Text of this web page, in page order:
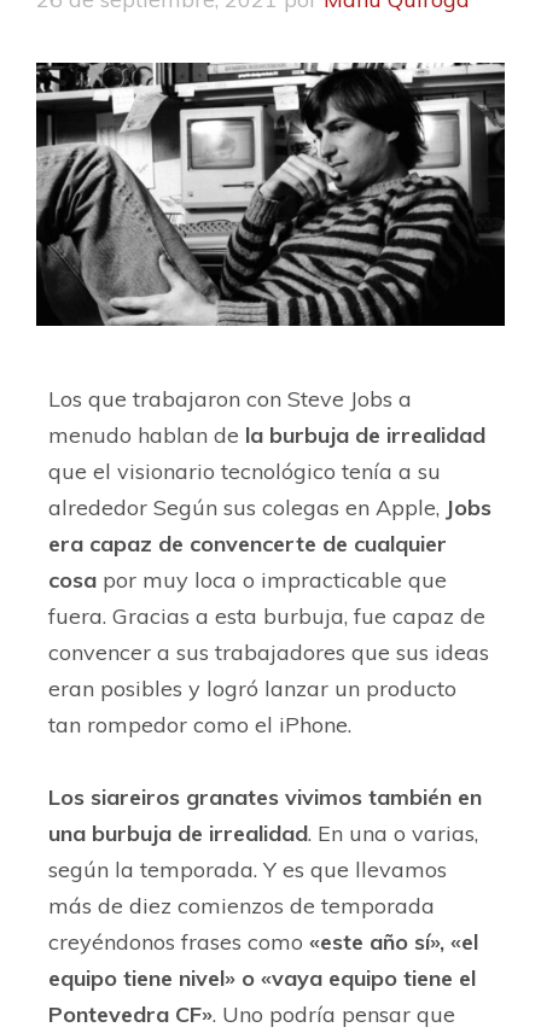
Los que trabajaron con Steve Jobs a
menudo hablan de la burbuja de irrealidad
que el visionario tecnológico tenía a su
alrededor Según sus colegas en Apple, Jobs
era capaz de convencerte de cualquier
cosa por muy loca o impracticable que
fuera. Gracias a esta burbuja, fue capaz de
convencer a sus trabajadores que sus ideas
eran posibles y logró lanzar un producto
tan rompedor como el iPhone.
Los siareiros granates vivimos también en
una burbuja de irrealidad. En una o varias,
según la temporada. Y es que llevamos
más de diez comienzos de temporada
creyéndonos frases como «este año sí», «el
equipo tiene nivel» o «vaya equipo tiene el
Pontevedra CF». Uno podría pensar que